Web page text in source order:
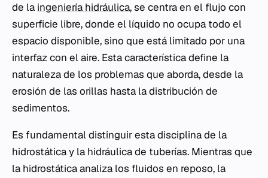
de la ingeniería hidráulica, se centra en el flujo con
superficie libre, donde el líquido no ocupa todo el
espacio disponible, sino que está limitado por una
interfaz con el aire. Esta característica define la
naturaleza de los problemas que aborda, desde la
erosión de las orillas hasta la distribución de
sedimentos.
Es fundamental distinguir esta disciplina de la
hidrostática y la hidráulica de tuberías. Mientras que
la hidrostática analiza los fluidos en reposo, la